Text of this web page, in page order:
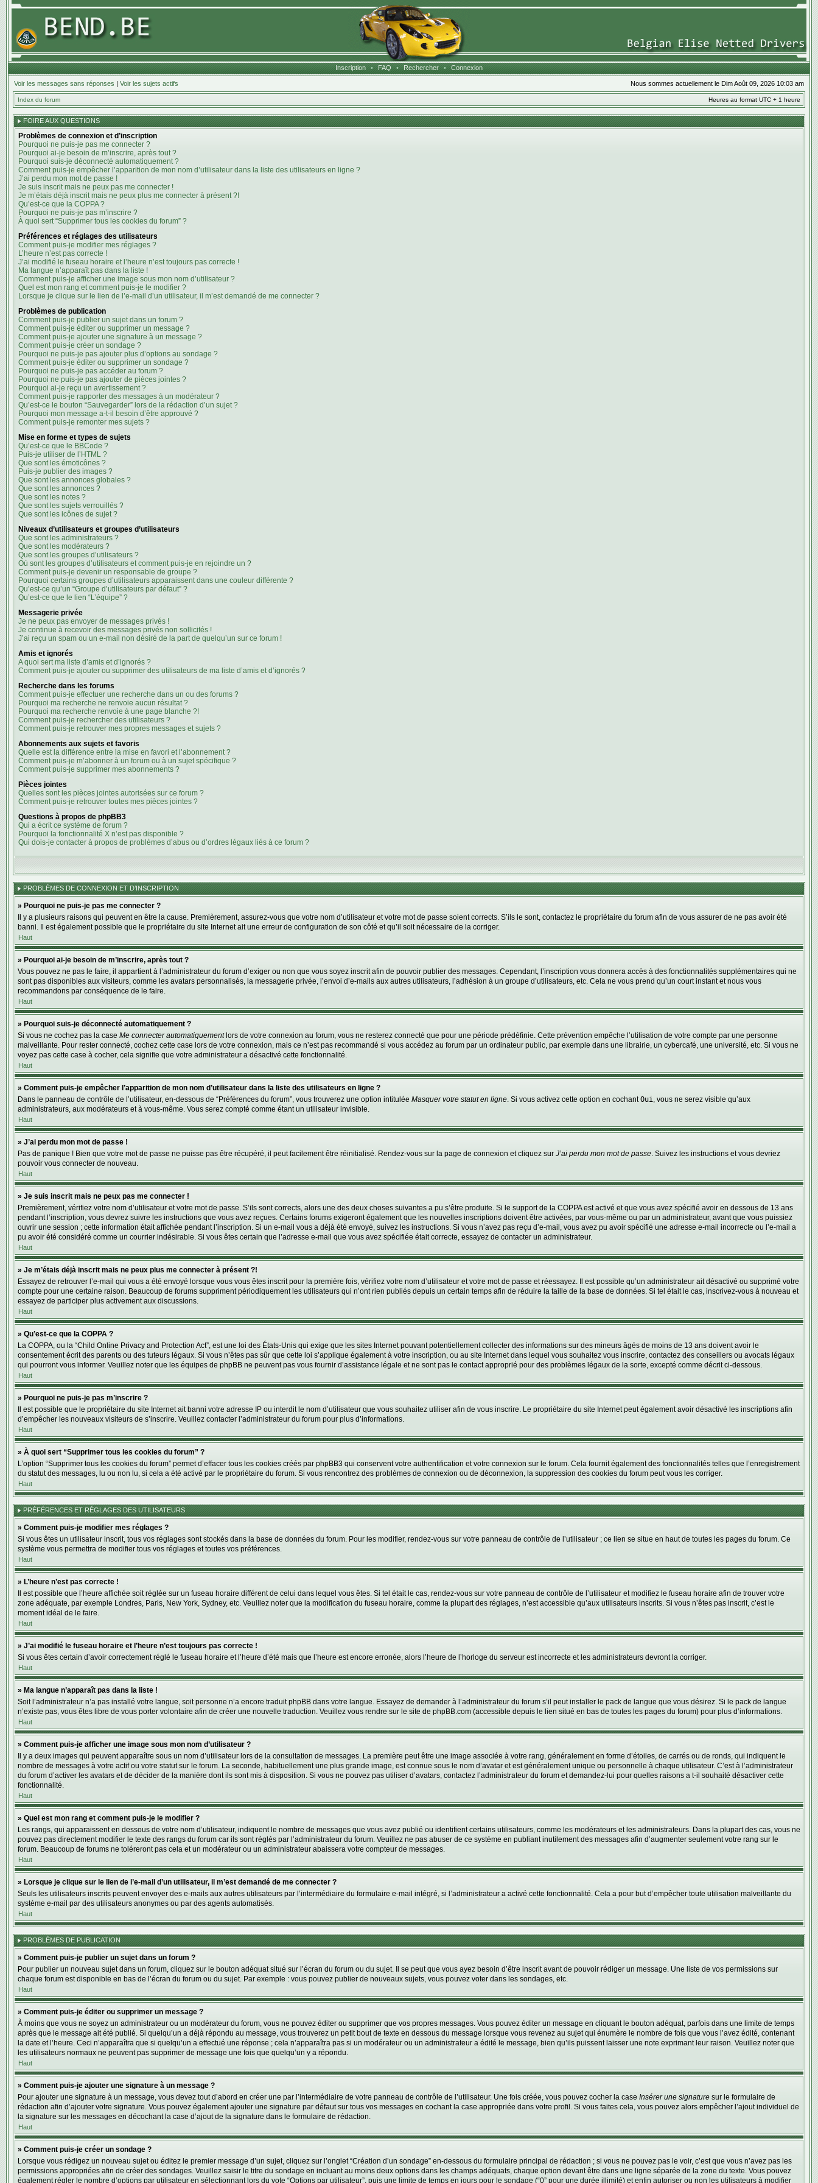
Inscription • FAQ • Rechercher • Connexion
Voir les messages sans réponses | Voir les sujets actifs Nous sommes actuellement le Dim Août 09, 2026 10:03 am
Index du forum Heures au format UTC + 1 heure
FOIRE AUX QUESTIONS
Problèmes de connexion et d’inscription
Pourquoi ne puis-je pas me connecter ?
Pourquoi ai-je besoin de m’inscrire, après tout ?
Pourquoi suis-je déconnecté automatiquement ?
Comment puis-je empêcher l’apparition de mon nom d’utilisateur dans la liste des utilisateurs en ligne ?
J’ai perdu mon mot de passe !
Je suis inscrit mais ne peux pas me connecter !
Je m’étais déjà inscrit mais ne peux plus me connecter à présent ?!
Qu’est-ce que la COPPA ?
Pourquoi ne puis-je pas m’inscrire ?
À quoi sert “Supprimer tous les cookies du forum” ?
Préférences et réglages des utilisateurs
Comment puis-je modifier mes réglages ?
L’heure n’est pas correcte !
J’ai modifié le fuseau horaire et l’heure n’est toujours pas correcte !
Ma langue n’apparaît pas dans la liste !
Comment puis-je afficher une image sous mon nom d’utilisateur ?
Quel est mon rang et comment puis-je le modifier ?
Lorsque je clique sur le lien de l’e-mail d’un utilisateur, il m’est demandé de me connecter ?
Problèmes de publication
Comment puis-je publier un sujet dans un forum ?
Comment puis-je éditer ou supprimer un message ?
Comment puis-je ajouter une signature à un message ?
Comment puis-je créer un sondage ?
Pourquoi ne puis-je pas ajouter plus d’options au sondage ?
Comment puis-je éditer ou supprimer un sondage ?
Pourquoi ne puis-je pas accéder au forum ?
Pourquoi ne puis-je pas ajouter de pièces jointes ?
Pourquoi ai-je reçu un avertissement ?
Comment puis-je rapporter des messages à un modérateur ?
Qu’est-ce le bouton “Sauvegarder” lors de la rédaction d’un sujet ?
Pourquoi mon message a-t-il besoin d’être approuvé ?
Comment puis-je remonter mes sujets ?
Mise en forme et types de sujets
Qu’est-ce que le BBCode ?
Puis-je utiliser de l’HTML ?
Que sont les émoticônes ?
Puis-je publier des images ?
Que sont les annonces globales ?
Que sont les annonces ?
Que sont les notes ?
Que sont les sujets verrouillés ?
Que sont les icônes de sujet ?
Niveaux d’utilisateurs et groupes d’utilisateurs
Que sont les administrateurs ?
Que sont les modérateurs ?
Que sont les groupes d’utilisateurs ?
Où sont les groupes d’utilisateurs et comment puis-je en rejoindre un ?
Comment puis-je devenir un responsable de groupe ?
Pourquoi certains groupes d’utilisateurs apparaissent dans une couleur différente ?
Qu’est-ce qu’un “Groupe d’utilisateurs par défaut” ?
Qu’est-ce que le lien “L’équipe” ?
Messagerie privée
Je ne peux pas envoyer de messages privés !
Je continue à recevoir des messages privés non sollicités !
J’ai reçu un spam ou un e-mail non désiré de la part de quelqu’un sur ce forum !
Amis et ignorés
A quoi sert ma liste d’amis et d’ignorés ?
Comment puis-je ajouter ou supprimer des utilisateurs de ma liste d’amis et d’ignorés ?
Recherche dans les forums
Comment puis-je effectuer une recherche dans un ou des forums ?
Pourquoi ma recherche ne renvoie aucun résultat ?
Pourquoi ma recherche renvoie à une page blanche ?!
Comment puis-je rechercher des utilisateurs ?
Comment puis-je retrouver mes propres messages et sujets ?
Abonnements aux sujets et favoris
Quelle est la différence entre la mise en favori et l’abonnement ?
Comment puis-je m’abonner à un forum ou à un sujet spécifique ?
Comment puis-je supprimer mes abonnements ?
Pièces jointes
Quelles sont les pièces jointes autorisées sur ce forum ?
Comment puis-je retrouver toutes mes pièces jointes ?
Questions à propos de phpBB3
Qui a écrit ce système de forum ?
Pourquoi la fonctionnalité X n’est pas disponible ?
Qui dois-je contacter à propos de problèmes d’abus ou d’ordres légaux liés à ce forum ?
PROBLÈMES DE CONNEXION ET D’INSCRIPTION
» Pourquoi ne puis-je pas me connecter ?
Il y a plusieurs raisons qui peuvent en être la cause. Premièrement, assurez-vous que votre nom d’utilisateur et votre mot de passe soient corrects. S’ils le sont, contactez le propriétaire du forum afin de vous assurer de ne pas avoir été
banni. Il est également possible que le propriétaire du site Internet ait une erreur de configuration de son côté et qu’il soit nécessaire de la corriger.
Haut
» Pourquoi ai-je besoin de m’inscrire, après tout ?
Vous pouvez ne pas le faire, il appartient à l’administrateur du forum d’exiger ou non que vous soyez inscrit afin de pouvoir publier des messages. Cependant, l’inscription vous donnera accès à des fonctionnalités supplémentaires qui ne
sont pas disponibles aux visiteurs, comme les avatars personnalisés, la messagerie privée, l’envoi d’e-mails aux autres utilisateurs, l’adhésion à un groupe d’utilisateurs, etc. Cela ne vous prend qu’un court instant et nous vous
recommandons par conséquence de le faire.
Haut
» Pourquoi suis-je déconnecté automatiquement ?
Si vous ne cochez pas la case Me connecter automatiquementlors de votre connexion au forum, vous ne resterez connecté que pour une période prédéfinie. Cette prévention empêche l’utilisation de votre compte par une personne
malveillante. Pour rester connecté, cochez cette case lors de votre connexion, mais ce n’est pas recommandé si vous accédez au forum par un ordinateur public, par exemple dans une librairie, un cybercafé, une université, etc. Si vous ne
voyez pas cette case à cocher, cela signifie que votre administrateur a désactivé cette fonctionnalité.
Haut
» Comment puis-je empêcher l’apparition de mon nom d’utilisateur dans la liste des utilisateurs en ligne ?
Dans le panneau de contrôle de l’utilisateur, en-dessous de “Préférences du forum”, vous trouverez une option intitulée Masquer votre statut en ligne. Si vous activez cette option en cochantOui, vous ne serez visible qu’aux
administrateurs, aux modérateurs et à vous-même. Vous serez compté comme étant un utilisateur invisible.
Haut
» J’ai perdu mon mot de passe !
Pas de panique ! Bien que votre mot de passe ne puisse pas être récupéré, il peut facilement être réinitialisé. Rendez-vous sur la page de connexion et cliquez sur J’ai perdu mon mot de passe. Suivez les instructions et vous devriez
pouvoir vous connecter de nouveau.
Haut
» Je suis inscrit mais ne peux pas me connecter !
Premièrement, vérifiez votre nom d’utilisateur et votre mot de passe. S’ils sont corrects, alors une des deux choses suivantes a pu s’être produite. Si le support de la COPPA est activé et que vous avez spécifié avoir en dessous de 13 ans
pendant l’inscription, vous devrez suivre les instructions que vous avez reçues. Certains forums exigeront également que les nouvelles inscriptions doivent être activées, par vous-même ou par un administrateur, avant que vous puissiez
ouvrir une session ; cette information était affichée pendant l’inscription. Si un e-mail vous a déjà été envoyé, suivez les instructions. Si vous n’avez pas reçu d’e-mail, vous avez pu avoir spécifié une adresse e-mail incorrecte ou l’e-mail a
pu avoir été considéré comme un courrier indésirable. Si vous êtes certain que l’adresse e-mail que vous avez spécifiée était correcte, essayez de contacter un administrateur.
Haut
» Je m’étais déjà inscrit mais ne peux plus me connecter à présent ?!
Essayez de retrouver l’e-mail qui vous a été envoyé lorsque vous vous êtes inscrit pour la première fois, vérifiez votre nom d’utilisateur et votre mot de passe et réessayez. Il est possible qu’un administrateur ait désactivé ou supprimé votre
compte pour une certaine raison. Beaucoup de forums suppriment périodiquement les utilisateurs qui n’ont rien publiés depuis un certain temps afin de réduire la taille de la base de données. Si tel était le cas, inscrivez-vous à nouveau et
essayez de participer plus activement aux discussions.
Haut
» Qu’est-ce que la COPPA ?
La COPPA, ou la “Child Online Privacy and Protection Act”, est une loi des États-Unis qui exige que les sites Internet pouvant potentiellement collecter des informations sur des mineurs âgés de moins de 13 ans doivent avoir le
consentement écrit des parents ou des tuteurs légaux. Si vous n’êtes pas sûr que cette loi s’applique également à votre inscription, ou au site Internet dans lequel vous souhaitez vous inscrire, contactez des conseillers ou avocats légaux
qui pourront vous informer. Veuillez noter que les équipes de phpBB ne peuvent pas vous fournir d’assistance légale et ne sont pas le contact approprié pour des problèmes légaux de la sorte, excepté comme décrit ci-dessous.
Haut
» Pourquoi ne puis-je pas m’inscrire ?
Il est possible que le propriétaire du site Internet ait banni votre adresse IP ou interdit le nom d’utilisateur que vous souhaitez utiliser afin de vous inscrire. Le propriétaire du site Internet peut également avoir désactivé les inscriptions afin
d’empêcher les nouveaux visiteurs de s’inscrire. Veuillez contacter l’administrateur du forum pour plus d’informations.
Haut
» À quoi sert “Supprimer tous les cookies du forum” ?
L’option “Supprimer tous les cookies du forum” permet d’effacer tous les cookies créés par phpBB3 qui conservent votre authentification et votre connexion sur le forum. Cela fournit également des fonctionnalités telles que l’enregistrement
du statut des messages, lu ou non lu, si cela a été activé par le propriétaire du forum. Si vous rencontrez des problèmes de connexion ou de déconnexion, la suppression des cookies du forum peut vous les corriger.
Haut
PRÉFÉRENCES ET RÉGLAGES DES UTILISATEURS
» Comment puis-je modifier mes réglages ?
Si vous êtes un utilisateur inscrit, tous vos réglages sont stockés dans la base de données du forum. Pour les modifier, rendez-vous sur votre panneau de contrôle de l’utilisateur ; ce lien se situe en haut de toutes les pages du forum. Ce
système vous permettra de modifier tous vos réglages et toutes vos préférences.
Haut
» L’heure n’est pas correcte !
Il est possible que l’heure affichée soit réglée sur un fuseau horaire différent de celui dans lequel vous êtes. Si tel était le cas, rendez-vous sur votre panneau de contrôle de l’utilisateur et modifiez le fuseau horaire afin de trouver votre
zone adéquate, par exemple Londres, Paris, New York, Sydney, etc. Veuillez noter que la modification du fuseau horaire, comme la plupart des réglages, n’est accessible qu’aux utilisateurs inscrits. Si vous n’êtes pas inscrit, c’est le
moment idéal de le faire.
Haut
» J’ai modifié le fuseau horaire et l’heure n’est toujours pas correcte !
Si vous êtes certain d’avoir correctement réglé le fuseau horaire et l’heure d’été mais que l’heure est encore erronée, alors l’heure de l’horloge du serveur est incorrecte et les administrateurs devront la corriger.
Haut
» Ma langue n’apparaît pas dans la liste !
Soit l’administrateur n’a pas installé votre langue, soit personne n’a encore traduit phpBB dans votre langue. Essayez de demander à l’administrateur du forum s’il peut installer le pack de langue que vous désirez. Si le pack de langue
n’existe pas, vous êtes libre de vous porter volontaire afin de créer une nouvelle traduction. Veuillez vous rendre sur le site de phpBB.com (accessible depuis le lien situé en bas de toutes les pages du forum) pour plus d’informations.
Haut
» Comment puis-je afficher une image sous mon nom d’utilisateur ?
Il y a deux images qui peuvent apparaître sous un nom d’utilisateur lors de la consultation de messages. La première peut être une image associée à votre rang, généralement en forme d’étoiles, de carrés ou de ronds, qui indiquent le
nombre de messages à votre actif ou votre statut sur le forum. La seconde, habituellement une plus grande image, est connue sous le nom d’avatar et est généralement unique ou personnelle à chaque utilisateur. C’est à l’administrateur
du forum d’activer les avatars et de décider de la manière dont ils sont mis à disposition. Si vous ne pouvez pas utiliser d’avatars, contactez l’administrateur du forum et demandez-lui pour quelles raisons a t-il souhaité désactiver cette
fonctionnalité.
Haut
» Quel est mon rang et comment puis-je le modifier ?
Les rangs, qui apparaissent en dessous de votre nom d’utilisateur, indiquent le nombre de messages que vous avez publié ou identifient certains utilisateurs, comme les modérateurs et les administrateurs. Dans la plupart des cas, vous ne
pouvez pas directement modifier le texte des rangs du forum car ils sont réglés par l’administrateur du forum. Veuillez ne pas abuser de ce système en publiant inutilement des messages afin d’augmenter seulement votre rang sur le
forum. Beaucoup de forums ne toléreront pas cela et un modérateur ou un administrateur abaissera votre compteur de messages.
Haut
» Lorsque je clique sur le lien de l’e-mail d’un utilisateur, il m’est demandé de me connecter ?
Seuls les utilisateurs inscrits peuvent envoyer des e-mails aux autres utilisateurs par l’intermédiaire du formulaire e-mail intégré, si l’administrateur a activé cette fonctionnalité. Cela a pour but d’empêcher toute utilisation malveillante du
système e-mail par des utilisateurs anonymes ou par des agents automatisés.
Haut
PROBLÈMES DE PUBLICATION
» Comment puis-je publier un sujet dans un forum ?
Pour publier un nouveau sujet dans un forum, cliquez sur le bouton adéquat situé sur l’écran du forum ou du sujet. Il se peut que vous ayez besoin d’être inscrit avant de pouvoir rédiger un message. Une liste de vos permissions sur
chaque forum est disponible en bas de l’écran du forum ou du sujet. Par exemple : vous pouvez publier de nouveaux sujets, vous pouvez voter dans les sondages, etc.
Haut
» Comment puis-je éditer ou supprimer un message ?
À moins que vous ne soyez un administrateur ou un modérateur du forum, vous ne pouvez éditer ou supprimer que vos propres messages. Vous pouvez éditer un message en cliquant le bouton adéquat, parfois dans une limite de temps
après que le message ait été publié. Si quelqu’un a déjà répondu au message, vous trouverez un petit bout de texte en dessous du message lorsque vous revenez au sujet qui énumère le nombre de fois que vous l’avez édité, contenant
la date et l’heure. Ceci n’apparaîtra que si quelqu’un a effectué une réponse ; cela n’apparaîtra pas si un modérateur ou un administrateur a édité le message, bien qu’ils puissent laisser une note exprimant leur raison. Veuillez noter que
les utilisateurs normaux ne peuvent pas supprimer de message une fois que quelqu’un y a répondu.
Haut
» Comment puis-je ajouter une signature à un message ?
Pour ajouter une signature à un message, vous devez tout d’abord en créer une par l’intermédiaire de votre panneau de contrôle de l’utilisateur. Une fois créée, vous pouvez cocher la case Insérer une signature sur le formulaire de
rédaction afin d’ajouter votre signature. Vous pouvez également ajouter une signature par défaut sur tous vos messages en cochant la case appropriée dans votre profil. Si vous faites cela, vous pouvez alors empêcher l’ajout individuel de
la signature sur les messages en décochant la case d’ajout de la signature dans le formulaire de rédaction.
Haut
» Comment puis-je créer un sondage ?
Lorsque vous rédigez un nouveau sujet ou éditez le premier message d’un sujet, cliquez sur l’onglet “Création d’un sondage” en-dessous du formulaire principal de rédaction ; si vous ne pouvez pas le voir, c’est que vous n’avez pas les
permissions appropriées afin de créer des sondages. Veuillez saisir le titre du sondage en incluant au moins deux options dans les champs adéquats, chaque option devant être dans une ligne séparée de la zone du texte. Vous pouvez
également régler le nombre d’options par utilisateur en sélectionnant lors du vote “Options par utilisateur”, puis une limite de temps en jours pour le sondage (“0” pour une durée illimité) et enfin autoriser ou non les utilisateurs à modifier